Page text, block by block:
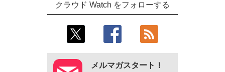
クラウド Watch をフォローする
メルマガスタート！